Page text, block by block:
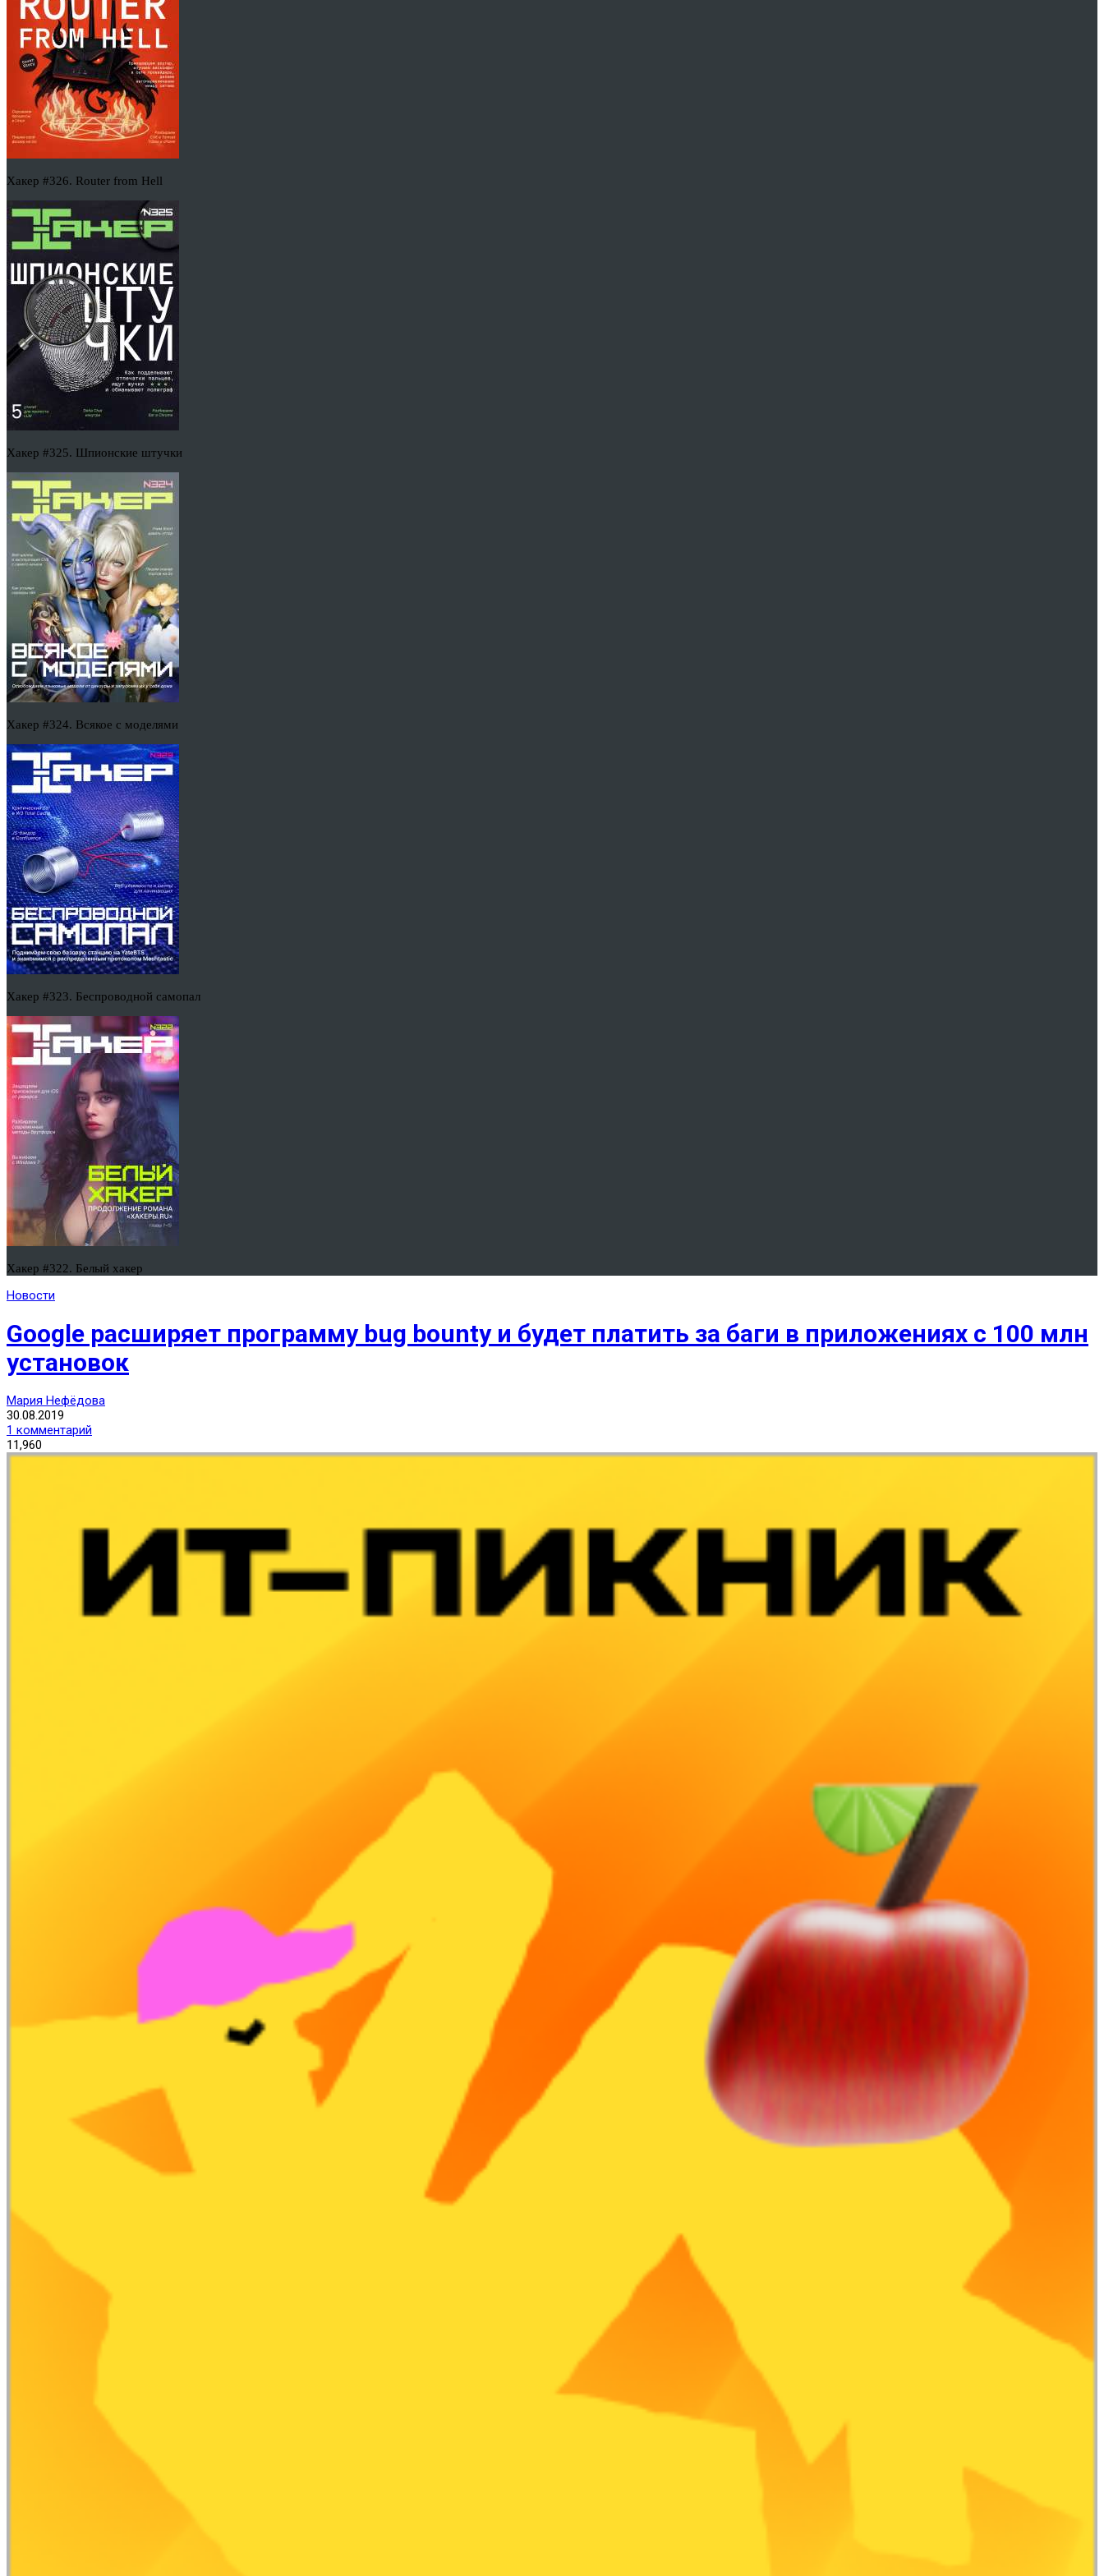
Хакер #326. Router from Hell
Хакер #325. Шпионские штучки
Хакер #324. Всякое с моделями
Хакер #323. Беспроводной самопал
Хакер #322. Белый хакер
Новости
Google расширяет программу bug bounty и будет платить за баги в приложениях с 100 млн
установок
Мария Нефёдова
30.08.2019
1 комментарий
11,960